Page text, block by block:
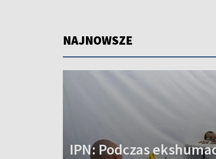
NAJNOWSZE
IPN: Podczas